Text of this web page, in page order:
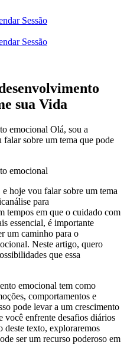
Sessão
Sessão
sua Vida
emocional Olá, sou a
sobre um tema que pode
emocional
hoje vou falar sobre um tema
para
tempos em que o cuidado com
essencial, é importante
um caminho para o
Neste artigo, quero
que essa
emocional tem como
comportamentos e
pode levar a um crescimento
enfrente desafios diários
deste texto, exploraremos
ser um recurso poderoso em